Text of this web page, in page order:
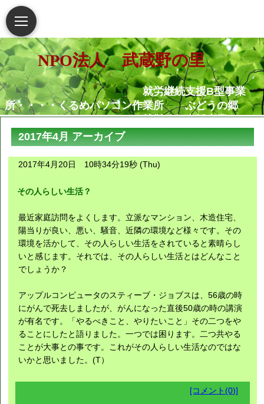
NPO法人 武蔵野の里
就労継続支援B型事業
所・・・・くるめパソコン作業所 ぶどうの郷
就労移行支援事業
所・・・・・・くるめパソコン作業所
相談支援センター武蔵野
の里
就労定着支援センターつ
障害がある人もない人も共に生き
られる地域社会の実現を願っています
2017年4月 アーカイブ
2017年4月20日 10時34分19秒 (Thu)
その人らしい生活？
最近家庭訪問をよくします。立派なマンション、木造住宅、
陽当りが良い、悪い、騒音、近隣の環境など様々です。その
環境を活かして、その人らしい生活をされていると素晴らし
いと感じます。それでは、その人らしい生活とはどんなこと
でしょうか？
アップルコンピュータのスティーブ・ジョブスは、56歳の時
にがんで死去しましたが、がんになった直後50歳の時の講演
が有名です。「やるべきこと、やりたいこと」その二つをや
ることにしたと語りました。一つでは困ります。二つ共やる
ことが大事との事です。これがその人らしい生活なのではな
いかと思いました。(T）
[コメント(0)]